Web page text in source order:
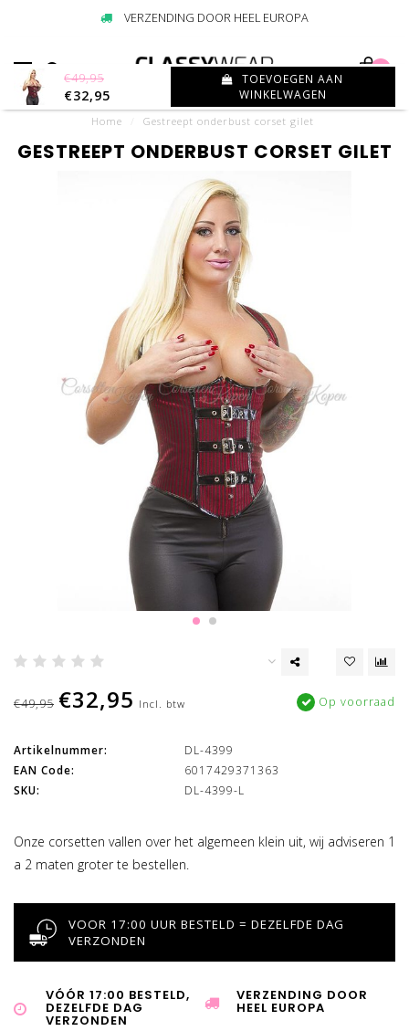
VERZENDING DOOR HEEL EUROPA
0
Home Gestreept onderbust corset gilet
€49,95
€32,95
TOEVOEGEN AAN
WINKELWAGEN
GESTREEPT ONDERBUST CORSET GILET
€49,95 €32,95 Incl. btw Op voorraad
Artikelnummer:
DL-4399
EAN Code:
6017429371363
SKU:
DL-4399-L
Onze corsetten vallen over het algemeen klein uit, wij adviseren 1
a 2 maten groter te bestellen.
VOOR 17:00 UUR BESTELD = DEZELFDE DAG
VERZONDEN
VÓÓR 17:00 BESTELD,
DEZELFDE DAG
VERZONDEN
VERZENDING DOOR
HEEL EUROPA